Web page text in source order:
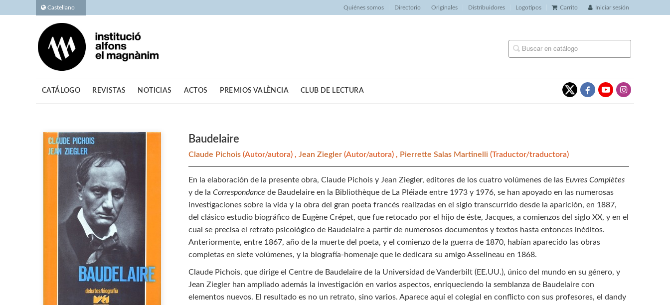
Castellano Quiénes somos Directorio Originales Distribuidores Logotipos Carrito Iniciar sesión
CATÁLOGO REVISTAS NOTICIAS ACTOS PREMIOS VALÈNCIA CLUB DE LECTURA
Baudelaire
Claude Pichois(Autor/autora) ,Jean Ziegler(Autor/autora) , Pierrette Salas Martinelli(Traductor/traductora)
En la elaboración de la presente obra, Claude Pichois y Jean Ziegler, editores de los cuatro volúmenes de las Euvres Complètes
y de la Correspondancede Baudelaire en la Bibliothèque de La Pléiade entre 1973 y 1976, se han apoyado en las numerosas
investigaciones sobre la vida y la obra del gran poeta francés realizadas en el siglo transcurrido desde la aparición, en 1887,
del clásico estudio biográfico de Eugène Crépet, que fue retocado por el hijo de éste, Jacques, a comienzos del siglo XX, y en el
cual se precisa el retrato psicológico de Baudelaire a partir de numerosos documentos y textos hasta entonces inéditos.
Anteriormente, entre 1867, año de la muerte del poeta, y el comienzo de la guerra de 1870, habían aparecido las obras
completas en siete volúmenes, y la biografía-homenaje que le dedicara su amigo Asselineau en 1868.
Claude Pichois, que dirige el Centre de Baudelaire de la Universidad de Vanderbilt (EE.UU.), único del mundo en su género, y
Jean Ziegler han ampliado además la investigación en varios aspectos, enriqueciendo la semblanza de Baudelaire con
elementos nuevos. El resultado es no un retrato, sino varios. Aparece aquí el colegial en conflicto con sus profesores, el dandy